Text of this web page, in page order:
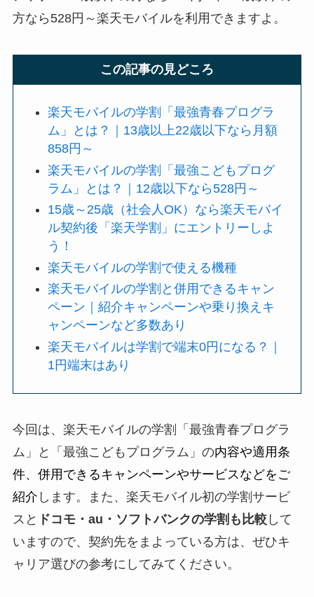
方なら528円～楽天モバイルを利用できますよ。
この記事の見どころ
楽天モバイルの学割「最強青春プログラ
ム」とは？｜13歳以上22歳以下なら月額
858円～
楽天モバイルの学割「最強こどもプログ
ラム」とは？｜12歳以下なら528円～
15歳～25歳（社会人OK）なら楽天モバイ
ル契約後「楽天学割」にエントリーしよ
う！
楽天モバイルの学割で使える機種
楽天モバイルの学割と併用できるキャン
ペーン｜紹介キャンペーンや乗り換えキ
ャンペーンなど多数あり
楽天モバイルは学割で端末0円になる？｜
1円端末はあり
今回は、楽天モバイルの学割「最強青春プログラ
ム」と「最強こどもプログラム」の内容や適用条
件、併用できるキャンペーンやサービスなどをご
紹介 します。また、楽天モバイル初の学割サービ
スと ドコモ・au・ソフトバンクの学割も比較して
いますので、契約先をまよっている方は、ぜひキ
ャリア選びの参考にしてみてください。